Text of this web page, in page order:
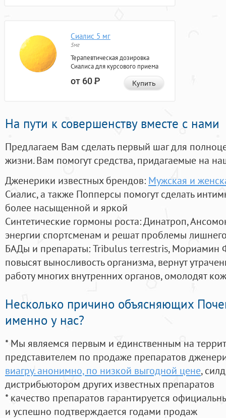
Сиалис 5 мг
5мг
Терапевтическая дозировка
Сиалиса для курсового приема
от 60Р Купить
На пути к совершенству вместе с нами
Предлагаем Вам сделать первый шаг для
жизни. Вам помогут средства, придагаемые на
Дженерики известных брендов: Мужская и
Сиалис, а также Попперсы помогут сделать
более насыщенной и яркой
Синтетические гормоны роста: Динатроп,
энергии спортсменам и решат проблемы
БАДы и препараты:Tribulus terrestris, Мориамин
повысят выносливость организма, вернут
работу многих внутренних органов, омолодят
Несколько причино объясняющих
именно у нас?
* Мы являемся первым и единственным на
представителем по продаже препаратов
виагру. анонимно, по низкой выгодной цене,
дистрибьютором других известных препаратов
* качество препаратов гарантируется
и успешно подтверждается годами продаж